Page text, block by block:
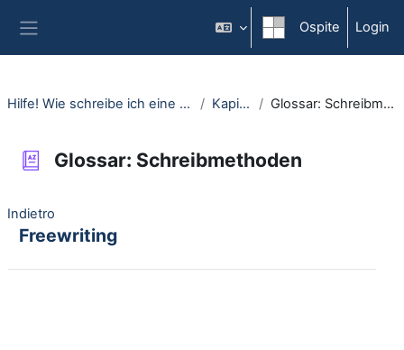
Ospite Login
Hilfe! Wie schreibe ich eine Einleitung? Kapitel 3 Glossar: Schreibmethoden
Glossar: Schreibmethoden
Indietro
Freewriting